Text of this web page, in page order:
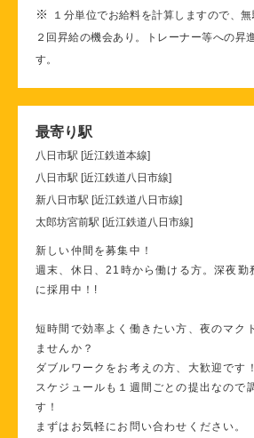
※
１分単位でお給料を計算しますので、
２回昇給の機会あり。トレーナー等への昇
す。
最寄り駅
八日市駅 [近江鉄道本線]
八日市駅 [近江鉄道八日市線]
新八日市駅 [近江鉄道八日市線]
太郎坊宮前駅 [近江鉄道八日市線]
新しい仲間を募集中！
週末、休日、21時から働ける方。深夜勤
に採用中！!
短時間で効率よく働きたい方、夜のマク
ませんか？
ダブルワークをお考えの方、大歓迎です！
スケジュールも１週間ごとの提出なので
す！
まずはお気軽にお問い合わせください。